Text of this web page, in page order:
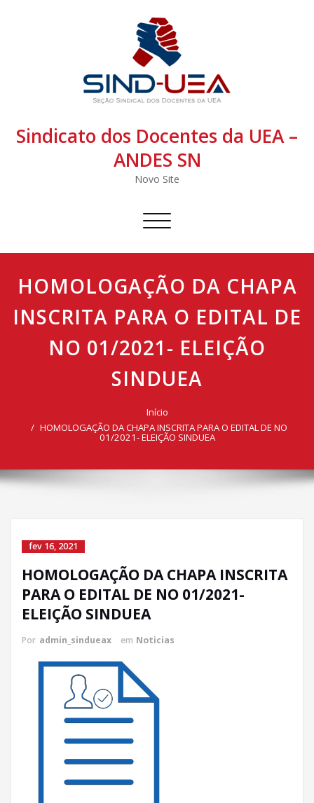
Sindicato dos Docentes da UEA –
ANDES SN
Novo Site
Alternar
HOMOLOGAÇÃO DA CHAPA
INSCRITA PARA O EDITAL DE
NO 01/2021- ELEIÇÃO
SINDUEA
Início
HOMOLOGAÇÃO DA CHAPA INSCRITA PARA O EDITAL DE NO
01/2021- ELEIÇÃO SINDUEA
fev 16, 2021
HOMOLOGAÇÃO DA CHAPA INSCRITA
PARA O EDITAL DE NO 01/2021-
ELEIÇÃO SINDUEA
Por admin_sindueax em Noticias